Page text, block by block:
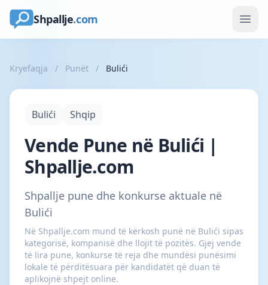
Shpallje.com
Kryefaqja / Punët / Bulići
Bulići Shqip
Vende Pune në Bulići |
Shpallje.com
Shpallje pune dhe konkurse aktuale në
Bulići
Në Shpallje.com mund të kërkosh punë në Bulići sipas
kategorisë, kompanisë dhe llojit të pozitës. Gjej vende
të lira pune, konkurse të reja dhe mundësi punësimi
lokale të përditësuara për kandidatët që duan të
aplikojnë shpejt online.